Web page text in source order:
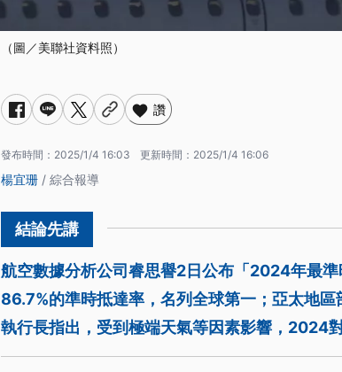
（圖／美聯社資料照）
讚
發布時間： 2025/1/4 16:03 更新時間： 2025/1/4 16:06
楊宜珊 / 綜合報導
航空數據分析公司睿思譽2日公布「2024年最
86.7%的準時抵達率，名列全球第一；亞太地
執行長指出，受到極端天氣等因素影響，2024